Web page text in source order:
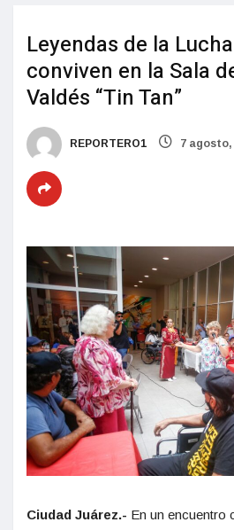
Leyendas de la
conviven en la Sala
Valdés “Tin Tan”
REPORTERO1 7 agosto,
Ciudad Juárez.- En un encuentro